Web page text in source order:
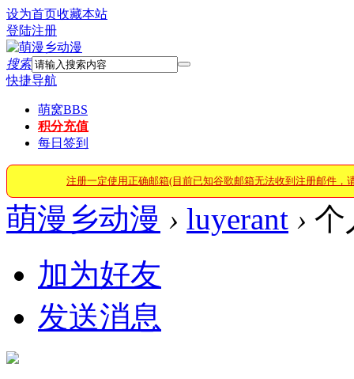
设为首页收藏本站
登陆注册
搜索
快捷导航
萌窝BBS
积分充值
每日签到
注册一定使用正确邮箱(目前已知谷歌邮箱无法收到注册邮件，
萌漫乡动漫 › luyerant › 个
加为好友
发送消息